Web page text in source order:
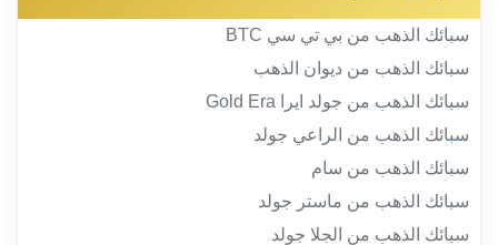
سبائك الذهب من بي تي سي BTC
سبائك الذهب من ديوان الذهب
سبائك الذهب من جولد ايرا Gold Era
سبائك الذهب من الراعي جولد
سبائك الذهب من سام
سبائك الذهب من ماستر جولد
سبائك الذهب من الجلا جولد